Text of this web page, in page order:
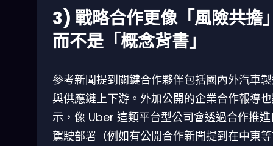
3) 戰略合作更像「風險共擔
而不是「概念背書」
參考新聞提到關鍵合作夥伴包括國內外汽車
與供應鏈上下游。外加公開的企業合作報導
示，像 Uber 這類平台型公司會透過合作推
駕駛部署（例如有公開合作新聞提到在中東